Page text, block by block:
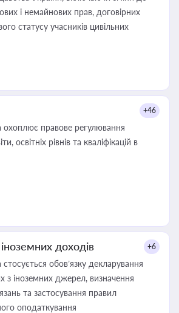
і немайнових прав, договірних
статусу учасників цивільних
+46
охоплює правове регулювання
освітніх рівнів та кваліфікацій в
доходів +6
стосується обов’язку декларування
з іноземних джерел, визначення
та застосування правил
оподаткування